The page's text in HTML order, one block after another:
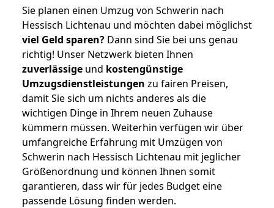
Sie planen einen Umzug von Schwerin nach
Hessisch Lichtenau und möchten dabei möglichst
viel Geld sparen? Dann sind Sie bei uns genau
richtig! Unser Netzwerk bieten Ihnen
zuverlässige und kostengünstige
Umzugsdienstleistungen zu fairen Preisen,
damit Sie sich um nichts anderes als die
wichtigen Dinge in Ihrem neuen Zuhause
kümmern müssen. Weiterhin verfügen wir über
umfangreiche Erfahrung mit Umzügen von
Schwerin nach Hessisch Lichtenau mit jeglicher
Größenordnung und können Ihnen somit
garantieren, dass wir für jedes Budget eine
passende Lösung finden werden.